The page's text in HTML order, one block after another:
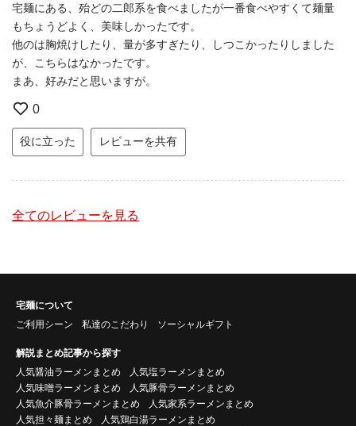
宅麺にある、殆どの二郎系を食べましたが一番食べやすくて麺量
もちょうどよく、美味しかったです。
他のは胸焼けしたり、量が多すぎたり、しつこかったりしました
が、こちらはなかったです。
まあ、好みだと思いますが。
0
役に立った レビューを共有
全てのレビューを見る
宅麺について
ご利用シーン
私達のこだわり ソーシャルギフト
解説まとめ記事から探す
人気醤油ラーメンまとめ
人気塩ラーメンまとめ
人気味噌ラーメンまとめ
人気豚骨ラーメンまとめ
人気魚介豚骨ラーメンまとめ
人気家系ラーメンまとめ
人気担々麺まとめ
人気鶏白湯ラーメンまとめ